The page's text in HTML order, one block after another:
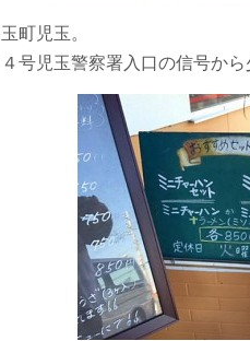
町児玉。
号児玉警察署入口の信号から